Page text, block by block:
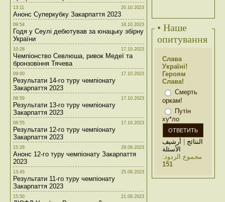
13:11 20.10.2023
Анонс Суперкубку Закарпаття 2023
09:54 18.10.2023
Годя у Сеулі дебютував за юнацьку збірну
України
10:28 17.10.2023
Чемпіонство Севлюша, ривок Медеї та
бронзовіння Тячева
09:00 17.10.2023
Результати 14-го туру чемпіонату
Закарпаття 2023
08:59 17.10.2023
Результати 13-го туру чемпіонату
Закарпаття 2023
08:55 17.10.2023
Результати 12-го туру чемпіонату
Закарпаття 2023
15:28 29.09.2023
Анонс 12-го туру чемпіонату Закарпаття
2023
13:45 25.09.2023
Результати 11-го туру чемпіонату
Закарпаття 2023
15:50 21.09.2023
• Наше
опитування
Слава
Україні!
Героям
Слава!
Смерть
оркам!
Путін
ху*ло
النتائج | أرشيف
الأسئلة
مجموع الردود:
151